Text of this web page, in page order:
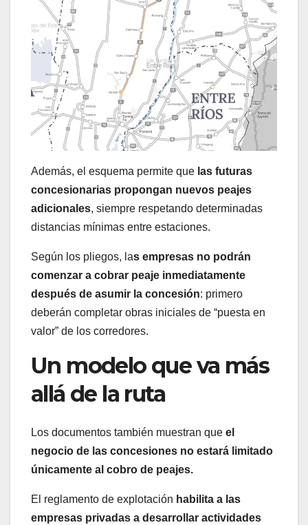
Además, el esquema permite que las futuras
concesionarias propongan nuevos peajes
adicionales, siempre respetando determinadas
distancias mínimas entre estaciones.
Según los pliegos, las empresas no podrán
comenzar a cobrar peaje inmediatamente
después de asumir la concesión: primero
deberán completar obras iniciales de “puesta en
valor” de los corredores.
Un modelo que va más
allá de la ruta
Los documentos también muestran que el
negocio de las concesiones no estará limitado
únicamente al cobro de peajes.
El reglamento de explotación habilita a las
empresas privadas a desarrollar actividades